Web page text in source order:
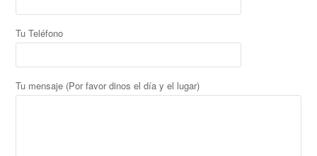
Tu Teléfono
Tu mensaje (Por favor dinos el día y el lugar)